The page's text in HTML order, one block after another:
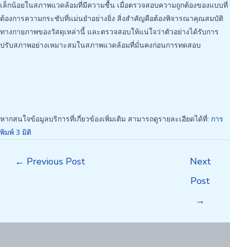
เล็กน้อยในสภาพแวดล้อมที่มีความชื้น เมื่อตรวจสอบความถูกต้องของแบบที่
ต้องการความกระชับที่แม่นยำอย่างยิ่ง สิ่งสำคัญคือต้องพิจารณาคุณสมบัติ
ทางกายภาพของวัสดุเหล่านี้ และตรวจสอบให้แน่ใจว่าตัวอย่างได้รับการ
ปรับสภาพอย่างเหมาะสมในสภาพแวดล้อมที่มั่นคงก่อนการทดสอบ
หากสนใจข้อมูลบริการที่เกี่ยวข้องเพิ่มเติม สามารถดูรายละเอียดได้ที่: การ
พิมพ์ 3 มิติ
← Previous Post
Next
Post
→